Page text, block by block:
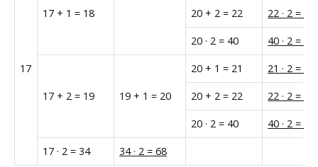
17
17 + 1 = 18 20 + 2 = 22 22 · 2 = 44
20 · 2 = 40 40 · 2 = 80
17 + 2 = 19 19 + 1 = 20
20 + 1 = 21 21 · 2 = 42
20 + 2 = 22 22 · 2 = 44
20 · 2 = 40 40 · 2 = 80
17 · 2 = 34 34 · 2 = 68